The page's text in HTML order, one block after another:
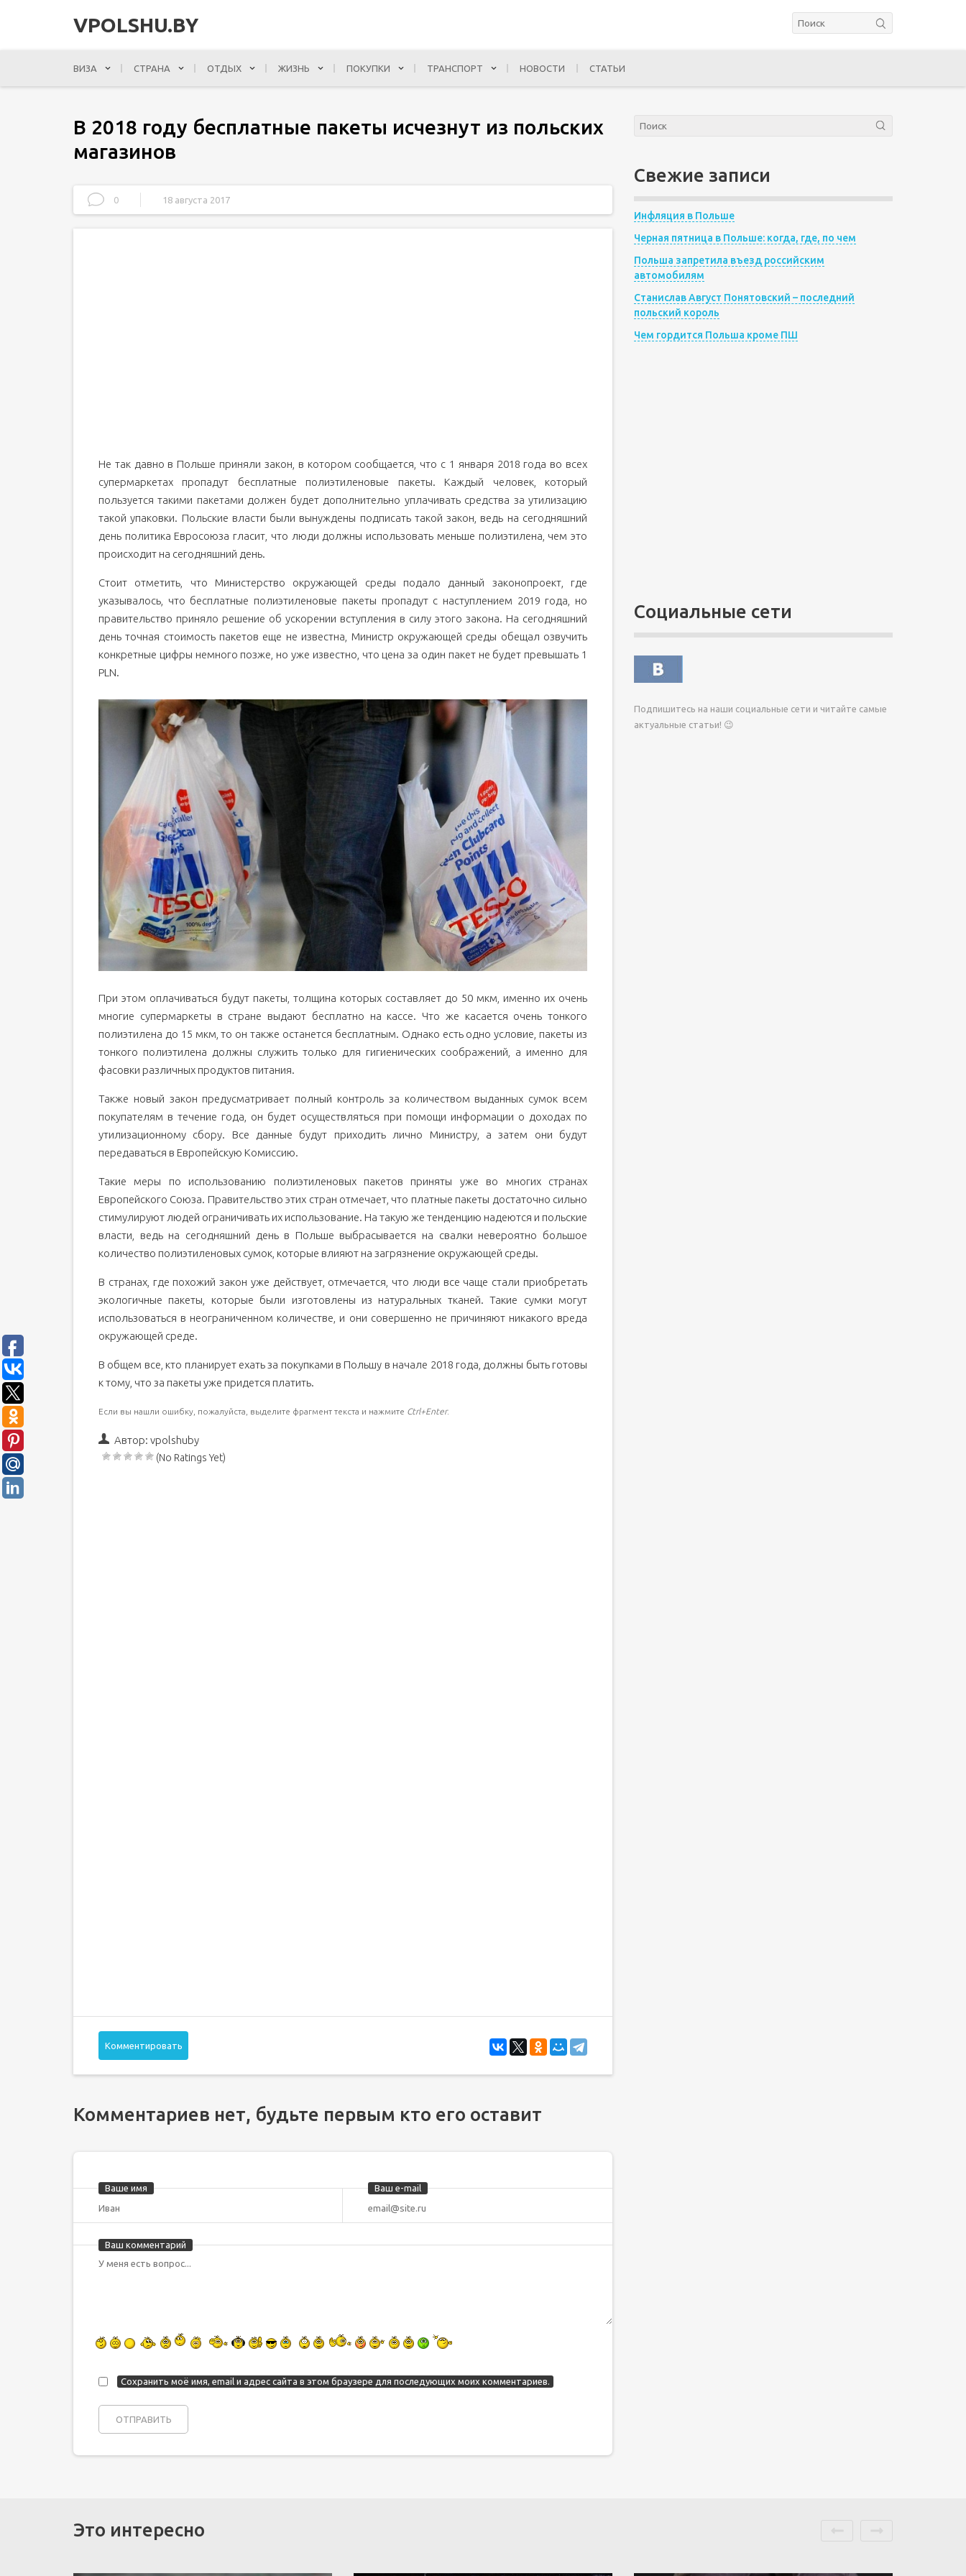
VPOLSHU.BY
ВИЗА СТРАНА ОТДЫХ ЖИЗНЬ ПОКУПКИ ТРАНСПОРТ НОВОСТИ СТАТЬИ
В 2018 году бесплатные пакеты исчезнут из польских
магазинов
0 18 августа 2017
Не так давно в Польше приняли закон, в котором сообщается, что с 1 января 2018 года во всех
супермаркетах пропадут бесплатные полиэтиленовые пакеты. Каждый человек, который
пользуется такими пакетами должен будет дополнительно уплачивать средства за утилизацию
такой упаковки. Польские власти были вынуждены подписать такой закон, ведь на сегодняшний
день политика Евросоюза гласит, что люди должны использовать меньше полиэтилена, чем это
происходит на сегодняшний день.
Стоит отметить, что Министерство окружающей среды подало данный законопроект, где
указывалось, что бесплатные полиэтиленовые пакеты пропадут с наступлением 2019 года, но
правительство приняло решение об ускорении вступления в силу этого закона. На сегодняшний
день точная стоимость пакетов еще не известна, Министр окружающей среды обещал озвучить
конкретные цифры немного позже, но уже известно, что цена за один пакет не будет превышать 1
PLN.
При этом оплачиваться будут пакеты, толщина которых составляет до 50 мкм, именно их очень
многие супермаркеты в стране выдают бесплатно на кассе. Что же касается очень тонкого
полиэтилена до 15 мкм, то он также останется бесплатным. Однако есть одно условие, пакеты из
тонкого полиэтилена должны служить только для гигиенических соображений, а именно для
фасовки различных продуктов питания.
Также новый закон предусматривает полный контроль за количеством выданных сумок всем
покупателям в течение года, он будет осуществляться при помощи информации о доходах по
утилизационному сбору. Все данные будут приходить лично Министру, а затем они будут
передаваться в Европейскую Комиссию.
Такие меры по использованию полиэтиленовых пакетов приняты уже во многих странах
Европейского Союза. Правительство этих стран отмечает, что платные пакеты достаточно сильно
стимулируют людей ограничивать их использование. На такую же тенденцию надеются и польские
власти, ведь на сегодняшний день в Польше выбрасывается на свалки невероятно большое
количество полиэтиленовых сумок, которые влияют на загрязнение окружающей среды.
В странах, где похожий закон уже действует, отмечается, что люди все чаще стали приобретать
экологичные пакеты, которые были изготовлены из натуральных тканей. Такие сумки могут
использоваться в неограниченном количестве, и они совершенно не причиняют никакого вреда
окружающей среде.
В общем все, кто планирует ехать за покупками в Польшу в начале 2018 года, должны быть готовы
к тому, что за пакеты уже придется платить.
Если вы нашли ошибку, пожалуйста, выделите фрагмент текста и нажмите Ctrl+Enter.
Автор: vpolshuby
(No Ratings Yet)
Комментировать
Комментариев нет, будьте первым кто его оставит
Ваше имя Ваш e-mail
Ваш комментарий
Сохранить моё имя, email и адрес сайта в этом браузере для последующих моих комментариев.
Свежие записи
Инфляция в Польше
Черная пятница в Польше: когда, где, по чем
Польша запретила въезд российским
автомобилям
Станислав Август Понятовский – последний
польский король
Чем гордится Польша кроме ПШ
Социальные сети
Подпишитесь на наши социальные сети и читайте самые
актуальные статьи! 😉
Это интересно